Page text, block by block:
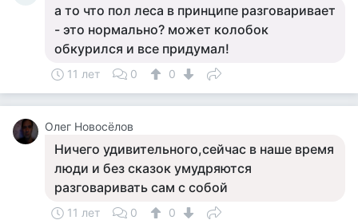
а то что пол леса в принципе разговаривает
- это нормально? может колобок
обкурился и все придумал!
11 лет 0 0
Олег Новосёлов
Ничего удивительного,сейчас в наше время
люди и без сказок умудряются
разговаривать сам с собой
11 лет 0 0